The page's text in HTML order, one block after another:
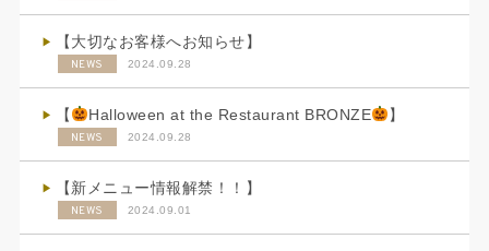
【大切なお客様へお知らせ】
NEWS 2024.09.28
【 Halloween at the Restaurant BRONZE 】
NEWS 2024.09.28
【新メニュー情報解禁！！】
NEWS 2024.09.01